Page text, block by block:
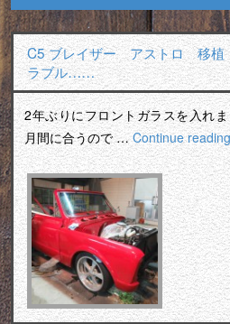
C5 ブレイザー アストロ 移
ラブル……
2年ぶりにフロントガラスを入れ
月間に合うので …Continue